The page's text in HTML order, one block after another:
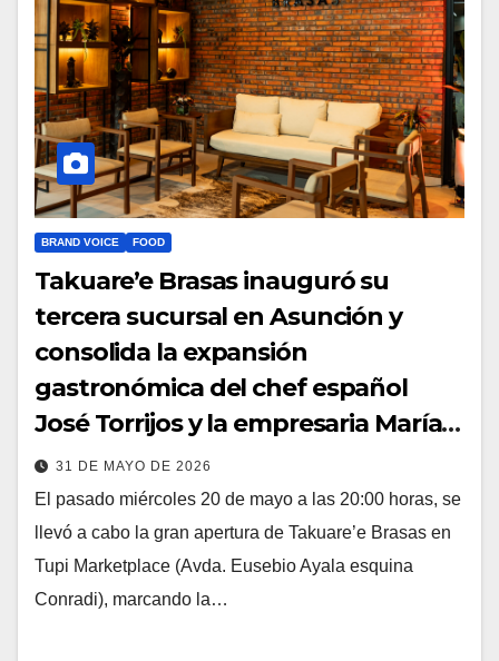
BRAND VOICE FOOD
Takuare’e Brasas inauguró su
tercera sucursal en Asunción y
consolida la expansión
gastronómica del chef español
José Torrijos y la empresaria María
Salinas
31 DE MAYO DE 2026
El pasado miércoles 20 de mayo a las 20:00 horas, se
llevó a cabo la gran apertura de Takuare’e Brasas en
Tupi Marketplace (Avda. Eusebio Ayala esquina
Conradi), marcando la…